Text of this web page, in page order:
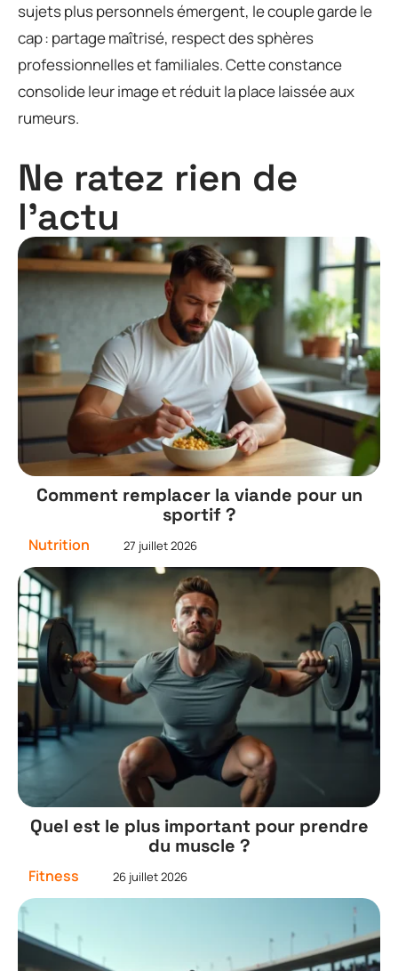
sujets plus personnels émergent, le couple garde le
cap : partage maîtrisé, respect des sphères
professionnelles et familiales. Cette constance
consolide leur image et réduit la place laissée aux
rumeurs.
Ne ratez rien de
l'actu
Comment remplacer la viande pour un
sportif ?
Nutrition 27 juillet 2026
Quel est le plus important pour prendre
du muscle ?
Fitness 26 juillet 2026